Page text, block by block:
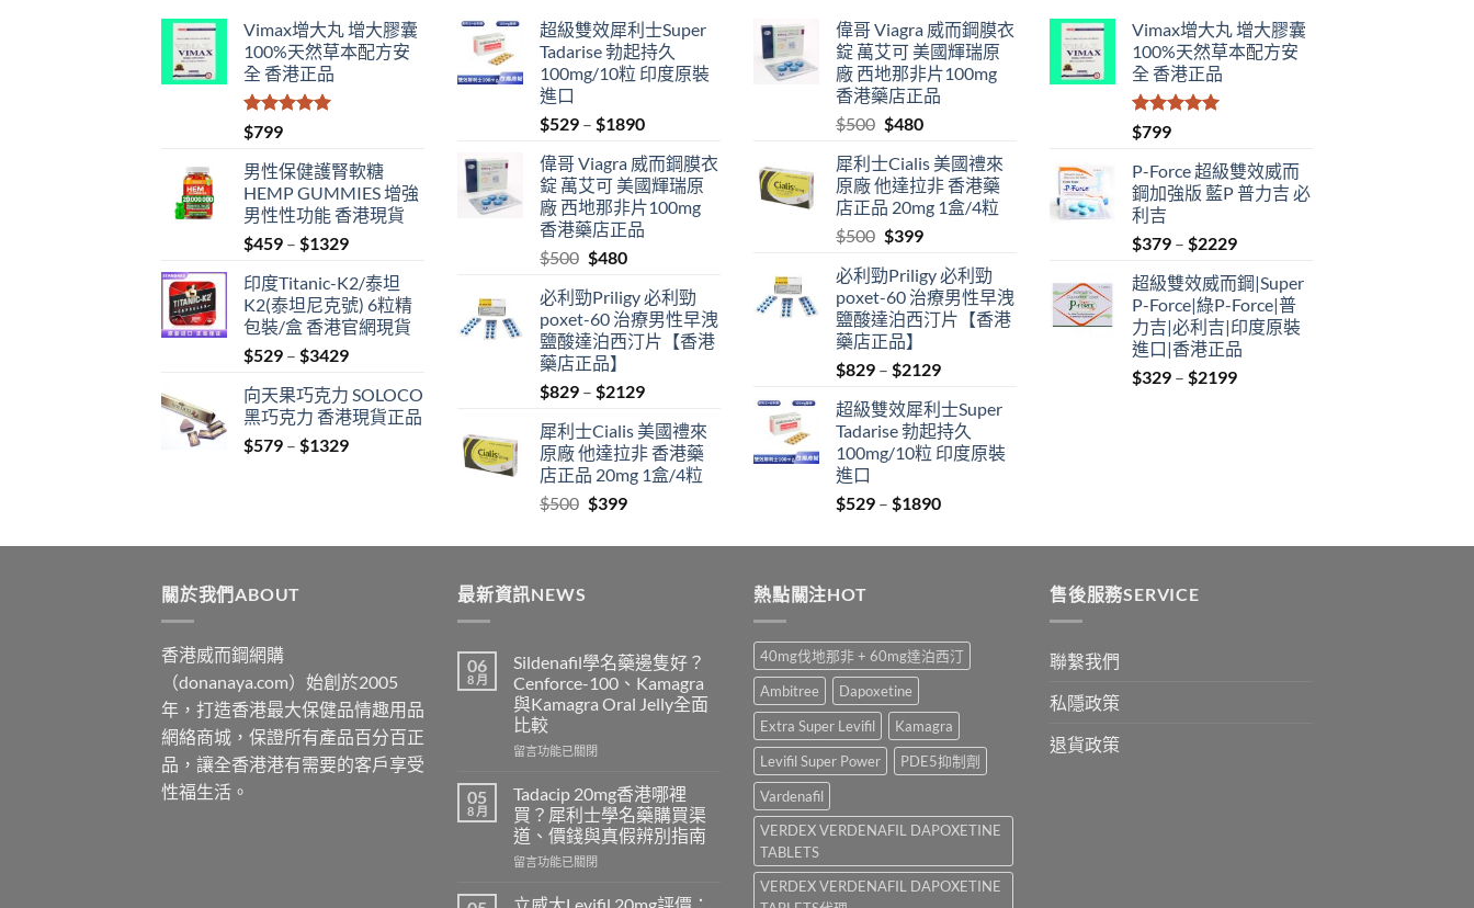
Vimax增大丸 增大膠囊
100%天然草本配方安
全 香港正品
評分
滿分 5
$799
男性保健護腎軟糖
HEMP GUMMIES 增強
男性性功能 香港現貨
$459 – $1329Price
$459
through
$1329
印度Titanic-K2/泰坦
K2(泰坦尼克號) 6粒精
包裝/盒 香港官網現貨
$529 – $3429Price
$529
through
$3429
向天果巧克力 SOLOCO
黑巧克力 香港現貨正品
$579 – $1329Price
超級雙效犀利士Super
Tadarise 勃起持久
100mg/10粒 印度原裝
進口
$529 – $1890Price
$529
through
$1890
偉哥 Viagra 威而鋼膜衣
錠 萬艾可 美國輝瑞原
廠 西地那非片100mg
香港藥店正品
$500 Original
was:
$500.
$480Current
is:
$480.
必利勁Priligy 必利勁
poxet-60 治療男性早洩
鹽酸達泊西汀片【香港
藥店正品】
$829 – $2129Price
$829
through
$2129
犀利士Cialis 美國禮來
原廠 他達拉非 香港藥
店正品 20mg 1盒/4粒
$500 Original
was:
$399Current
is:
偉哥 Viagra 威而鋼膜衣
錠 萬艾可 美國輝瑞原
廠 西地那非片100mg
香港藥店正品
$500 Original
was:
$500.
$480Current
is:
$480.
犀利士Cialis 美國禮來
原廠 他達拉非 香港藥
店正品 20mg 1盒/4粒
$500 Original
was:
$500.
$399Current
is:
$399.
必利勁Priligy 必利勁
poxet-60 治療男性早洩
鹽酸達泊西汀片【香港
藥店正品】
$829 – $2129Price
$829
through
$2129
超級雙效犀利士Super
Tadarise 勃起持久
100mg/10粒 印度原裝
進口
$529 – $1890Price
$529
Vimax增大丸 增大膠囊
100%天然草本配方安
全 香港正品
評分
滿分 5
$799
P-Force 超級雙效威而
鋼加強版 藍P 普力吉 必
利吉
$379 – $2229Price
$379
through
$2229
超級雙效威而鋼|Super
P-Force|綠P-Force|普
力吉|必利吉|印度原裝
進口|香港正品
$329 – $2199Price
關於我們ABOUT
香港威而鋼網購
（donanaya.com）始創於2005
年，打造香港最大保健品情趣用品
網絡商城，保證所有產品百分百正
品，讓全香港港有需要的客戶享受
性福生活。
最新資訊NEWS
06
8 月
Sildenafil學名藥邊隻好？
Cenforce-100、Kamagra
與Kamagra Oral Jelly全面
比較
在
學
名
藥
邊
隻
Cenforce-
留言功能已關閉
05
8 月
Tadacip 20mg香港哪裡
買？犀利士學名藥購買渠
道、價錢與真假辨別指南
在
20mg
留言功能已關閉
熱點關注HOT
40mg伐地那非 + 60mg達泊西汀
Ambitree
Dapoxetine
Extra Super Levifil
Kamagra
Levifil Super Power
PDE5抑制劑
Vardenafil
VERDEX VERDENAFIL DAPOXETINE
TABLETS
VERDEX VERDENAFIL DAPOXETINE
售後服務SERVICE
聯繫我們
私隱政策
退貨政策